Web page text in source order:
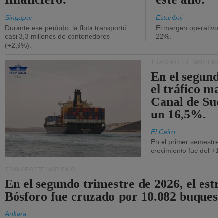
Singapur
Durante ese período, la flota transportó
casi 3,3 millones de contenedores
(+2,9%).
Estanbul
El margen
22%.
En el
el tráfico
Canal de
un 16,5%.
El Cairo
En el primer
crecimiento fue del
En el segundo trimestre de 2026, el
Bósforo fue cruzado por 10.082
Ankara